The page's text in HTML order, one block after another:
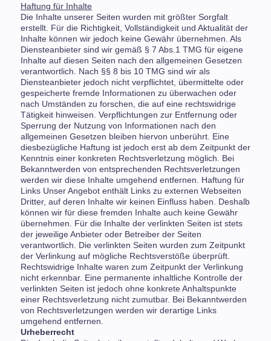
Haftung für Inhalte
Die Inhalte unserer Seiten wurden mit größter Sorgfalt
erstellt. Für die Richtigkeit, Vollständigkeit und Aktualität der
Inhalte können wir jedoch keine Gewähr übernehmen. Als
Diensteanbieter sind wir gemäß § 7 Abs.1 TMG für eigene
Inhalte auf diesen Seiten nach den allgemeinen Gesetzen
verantwortlich. Nach §§ 8 bis 10 TMG sind wir als
Diensteanbieter jedoch nicht verpflichtet, übermittelte oder
gespeicherte fremde Informationen zu überwachen oder
nach Umständen zu forschen, die auf eine rechtswidrige
Tätigkeit hinweisen. Verpflichtungen zur Entfernung oder
Sperrung der Nutzung von Informationen nach den
allgemeinen Gesetzen bleiben hiervon unberührt. Eine
diesbezügliche Haftung ist jedoch erst ab dem Zeitpunkt der
Kenntnis einer konkreten Rechtsverletzung möglich. Bei
Bekanntwerden von entsprechenden Rechtsverletzungen
werden wir diese Inhalte umgehend entfernen. Haftung für
Links Unser Angebot enthält Links zu externen Webseiten
Dritter, auf deren Inhalte wir keinen Einfluss haben. Deshalb
können wir für diese fremden Inhalte auch keine Gewähr
übernehmen. Für die Inhalte der verlinkten Seiten ist stets
der jeweilige Anbieter oder Betreiber der Seiten
verantwortlich. Die verlinkten Seiten wurden zum Zeitpunkt
der Verlinkung auf mögliche Rechtsverstöße überprüft.
Rechtswidrige Inhalte waren zum Zeitpunkt der Verlinkung
nicht erkennbar. Eine permanente inhaltliche Kontrolle der
verlinkten Seiten ist jedoch ohne konkrete Anhaltspunkte
einer Rechtsverletzung nicht zumutbar. Bei Bekanntwerden
von Rechtsverletzungen werden wir derartige Links
umgehend entfernen.
Urheberrecht